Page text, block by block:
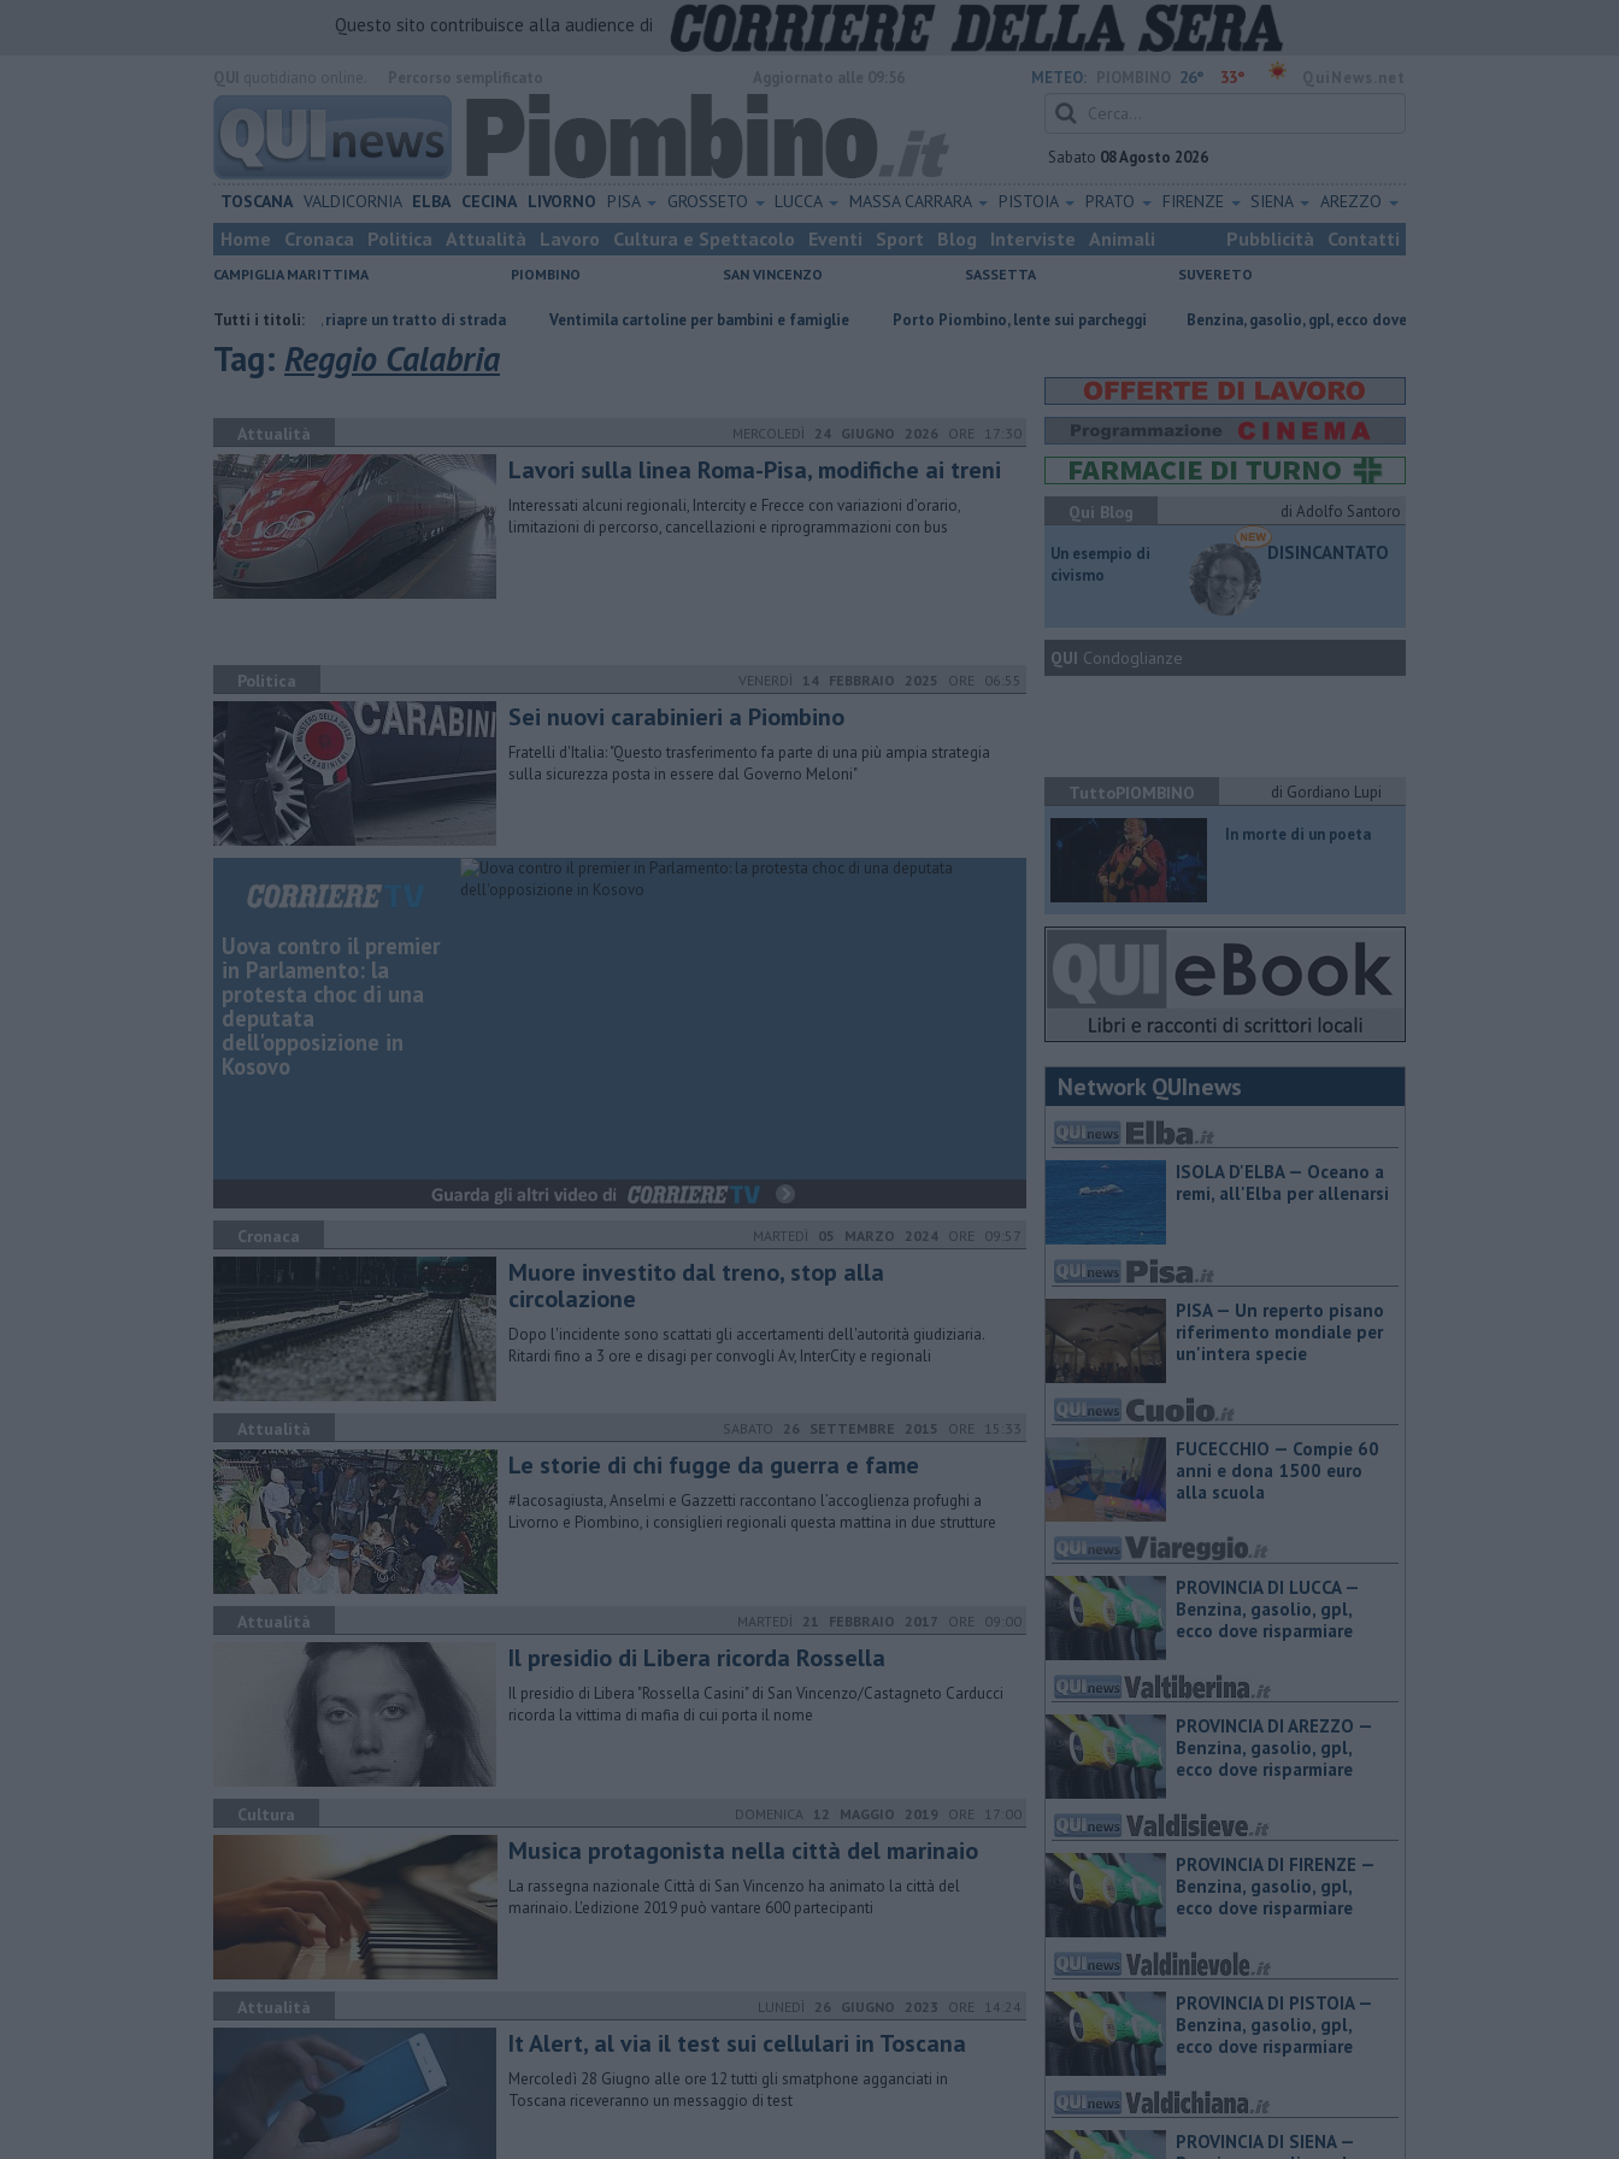
Questo sito contribuisce alla audience di
METEO: 26° 33°
Sabato 08 Agosto 2026
TOSCANA VALDICORNIA ELBA CECINA LIVORNO PISA GROSSETO LUCCA MASSA CARRARA PISTOIA PRATO FIRENZE SIENA AREZZO
Home Cronaca Politica Attualità Lavoro Cultura e Spettacolo Eventi Sport Blog Interviste Animali Pubblicità Contatti
CAMPIGLIA MARITTIMA PIOMBINO SAN VINCENZO SASSETTA SUVERETO
Tutti i titoli:
Lavori in via Cerrini, riapre un tratto di strada Ventimila cartoline per bambini e famiglie Porto Piombino, lente sui parcheggi ​Benzina, gasolio, gpl, ecco dove risparmiare
Tag: Reggio Calabria
Attualità MERCOLEDÌ 24 GIUGNO 2026 ORE 17:30
Lavori sulla linea Roma-Pisa, modifiche ai treni
Interessati alcuni regionali, Intercity e Frecce con variazioni d’orario,
limitazioni di percorso, cancellazioni e riprogrammazioni con bus
Politica VENERDÌ 14 FEBBRAIO 2025 ORE 06:55
Sei nuovi carabinieri a Piombino
Fratelli d'Italia: "Questo trasferimento fa parte di una più ampia strategia
sulla sicurezza posta in essere dal Governo Meloni"
Uova contro il premier
in Parlamento: la
protesta choc di una
deputata
dell'opposizione in
Kosovo
Cronaca MARTEDÌ 05 MARZO 2024 ORE 09:57
Muore investito dal treno, stop alla
circolazione
Dopo l'incidente sono scattati gli accertamenti dell'autorità giudiziaria.
Ritardi fino a 3 ore e disagi per convogli Av, InterCity e regionali
Attualità SABATO 26 SETTEMBRE 2015 ORE 15:33
Le storie di chi fugge da guerra e fame
#lacosagiusta, Anselmi e Gazzetti raccontano l’accoglienza profughi a
Livorno e Piombino, i consiglieri regionali questa mattina in due strutture
Attualità MARTEDÌ 21 FEBBRAIO 2017 ORE 09:00
Il presidio di Libera ricorda Rossella
Il presidio di Libera "Rossella Casini" di San Vincenzo/Castagneto Carducci
ricorda la vittima di mafia di cui porta il nome
Cultura DOMENICA 12 MAGGIO 2019 ORE 17:00
Musica protagonista nella città del marinaio
La rassegna nazionale Città di San Vincenzo ha animato la città del
marinaio. L'edizione 2019 può vantare 600 partecipanti
Attualità LUNEDÌ 26 GIUGNO 2023 ORE 14:24
It Alert, al via il test sui cellulari in Toscana
Mercoledì 28 Giugno alle ore 12 tutti gli smatphone agganciati in
Toscana riceveranno un messaggio di test
Qui Blog di Adolfo Santoro
​Un esempio di
civismo
DISINCANTATO
QUI Condoglianze
TuttoPIOMBINO di Gordiano Lupi
In morte di un poeta
Network QUInews
ISOLA D'ELBA — Oceano a
remi, all'Elba per allenarsi
PISA — Un reperto pisano
riferimento mondiale per
un'intera specie
FUCECCHIO — Compie 60
anni e dona 1500 euro
alla scuola
PROVINCIA DI LUCCA — ​
Benzina, gasolio, gpl,
ecco dove risparmiare
PROVINCIA DI AREZZO — ​
Benzina, gasolio, gpl,
ecco dove risparmiare
PROVINCIA DI FIRENZE — ​
Benzina, gasolio, gpl,
ecco dove risparmiare
PROVINCIA DI PISTOIA — ​
Benzina, gasolio, gpl,
ecco dove risparmiare
PROVINCIA DI SIENA — ​